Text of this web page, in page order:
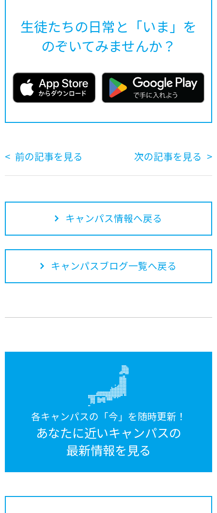
生徒たちの日常と「いま」を
のぞいてみませんか？
前の記事を見る 次の記事を見る
キャンパス情報へ戻る
キャンパスブログ一覧へ戻る
各キャンパスの「今」を随時更新！
あなたに近いキャンパスの
最新情報を見る